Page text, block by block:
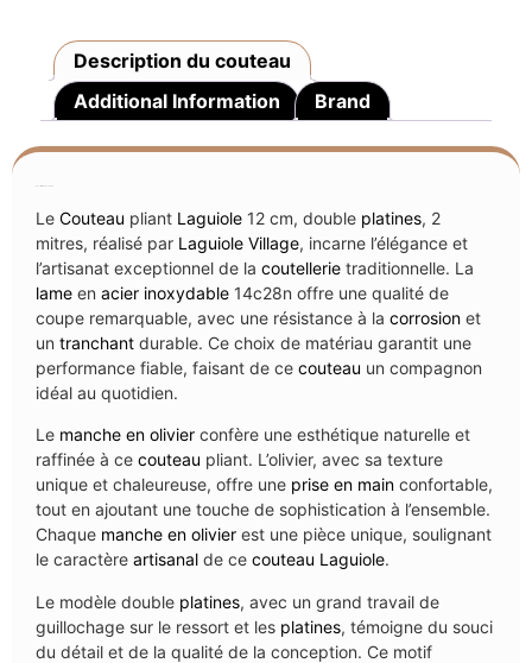
Description du couteau
Additional Information
Brand
Le Couteau pliant Laguiole 12 cm, double platines, 2
mitres, réalisé par Laguiole Village, incarne l’élégance et
l’artisanat exceptionnel de la coutellerie traditionnelle. La
lame en acier inoxydable 14c28n offre une qualité de
coupe remarquable, avec une résistance à la corrosion et
un tranchant durable. Ce choix de matériau garantit une
performance fiable, faisant de ce couteau un compagnon
idéal au quotidien.
Le manche en olivier confère une esthétique naturelle et
raffinée à ce couteau pliant. L’olivier, avec sa texture
unique et chaleureuse, offre une prise en main confortable,
tout en ajoutant une touche de sophistication à l’ensemble.
Chaque manche en olivier est une pièce unique, soulignant
le caractère artisanal de ce couteau Laguiole.
Le modèle double platines, avec un grand travail de
guillochage sur le ressort et les platines, témoigne du souci
du détail et de la qualité de la conception. Ce motif